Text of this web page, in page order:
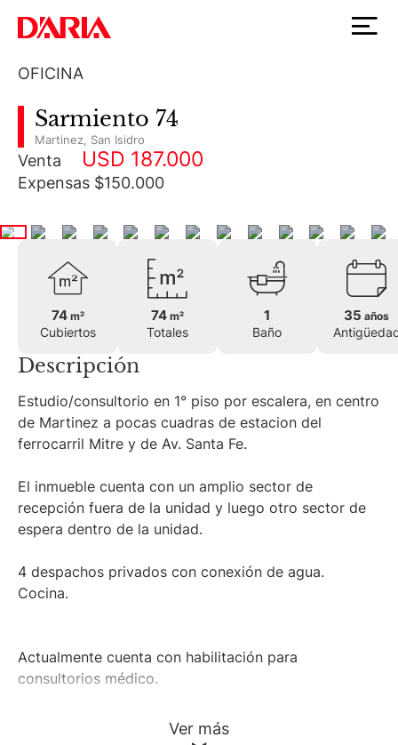
OFICINA
Sarmiento 74
Martinez San Isidro
Venta USD 187.000
Expensas $150.000
74 m²
Cubiertos
74 m²
Totales
1
Baño
35años
Descripción
Estudio/consultorio en 1° piso por escalera, en centro
de Martinez a pocas cuadras de estacion del
ferrocarril Mitre y de Av. Santa Fe.
El inmueble cuenta con un amplio sector de
recepción fuera de la unidad y luego otro sector de
espera dentro de la unidad.
4 despachos privados con conexión de agua.
Cocina.
Actualmente cuenta con habilitación para
consultorios médico.
Ver más